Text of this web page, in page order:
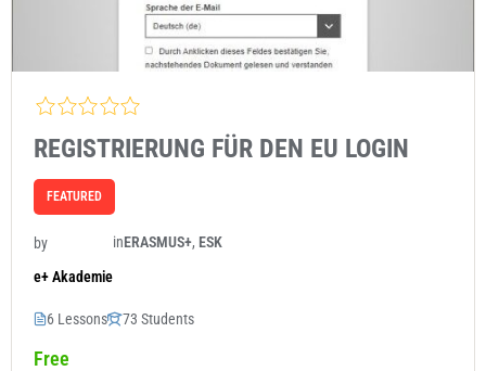
REGISTRIERUNG FÜR DEN EU LOGIN
FEATURED
by
e+ Akademie
inERASMUS+, ESK
6 Lessons 73 Students
Free